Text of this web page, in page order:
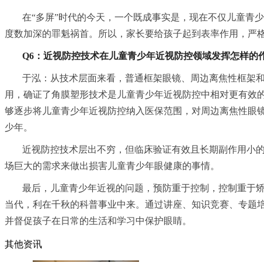
在“多屏”时代的今天，一个既成事实是，现在不仅儿童青
度数加深的罪魁祸首。所以，家长要给孩子起到表率作用，严
Q6：近视防控技术在儿童青少年近视防控领域发挥怎样的
于泓：从技术层面来看，普通框架眼镜、周边离焦性框架
用，确证了角膜塑形技术是儿童青少年近视防控中相对更有
够逐步将儿童青少年近视防控纳入医保范围，对周边离焦性
少年。
近视防控技术层出不穷，但临床验证有效且长期副作用小
场巨大的需求来做出损害儿童青少年眼健康的事情。
最后，儿童青少年近视的问题，预防重于控制，控制重于
当代，利在千秋的科普事业中来。通过讲座、知识竞赛、专
并督促孩子在日常的生活和学习中保护眼睛。
其他资讯